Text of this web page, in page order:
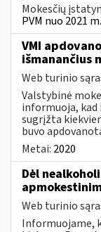
Mokesčių
PVM nuo 2021
VMI
išmanančius
Web turinio
Valstybinė
informuoja, kad
sugrįžta
buvo
Metai: 2020
Dėl
Web turinio
Informuojame,